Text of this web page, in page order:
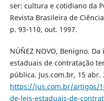
ser: cultura e cotidiano da
Revista Brasileira de
p. 93-110, out. 1997.
NÚÑEZ NOVO, Benigno.
estaduais de contratação
pública. Jus.com.br, 15 abr.
https://jus.com.br/artigos/
de-leis-estaduais-de-